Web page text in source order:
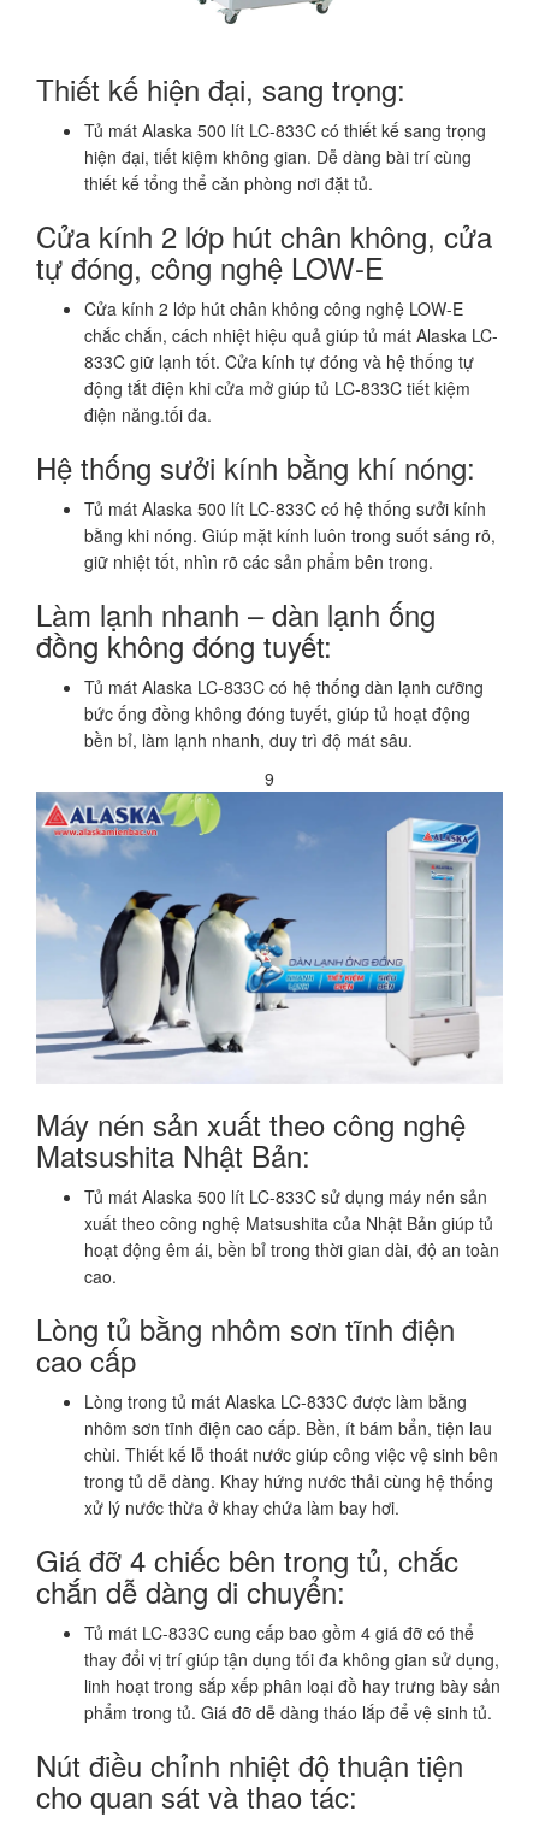
Thiết kế hiện đại, sang trọng:
Tủ mát Alaska 500 lít LC-833C có thiết kế sang trọng
hiện đại, tiết kiệm không gian. Dễ dàng bài trí cùng
thiết kế tổng thể căn phòng nơi đặt tủ.
Cửa kính 2 lớp hút chân không, cửa
tự đóng, công nghệ LOW-E
Cửa kính 2 lớp hút chân không công nghệ LOW-E
chắc chắn, cách nhiệt hiệu quả giúp tủ mát Alaska LC-
833C giữ lạnh tốt. Cửa kính tự đóng và hệ thống tự
động tắt điện khi cửa mở giúp tủ LC-833C tiết kiệm
điện năng.tối đa.
Hệ thống sưởi kính bằng khí nóng:
Tủ mát Alaska 500 lít LC-833C có hệ thống sưởi kính
bằng khi nóng. Giúp mặt kính luôn trong suốt sáng rõ,
giữ nhiệt tốt, nhìn rõ các sản phẩm bên trong.
Làm lạnh nhanh – dàn lạnh ống
đồng không đóng tuyết:
Tủ mát Alaska LC-833C có hệ thống dàn lạnh cưỡng
bức ống đồng không đóng tuyết, giúp tủ hoạt động
bền bỉ, làm lạnh nhanh, duy trì độ mát sâu.
9
Máy nén sản xuất theo công nghệ
Matsushita Nhật Bản:
Tủ mát Alaska 500 lít LC-833C sử dụng máy nén sản
xuất theo công nghệ Matsushita của Nhật Bản giúp tủ
hoạt động êm ái, bền bỉ trong thời gian dài, độ an toàn
cao.
Lòng tủ bằng nhôm sơn tĩnh điện
cao cấp
Lòng trong tủ mát Alaska LC-833C được làm bằng
nhôm sơn tĩnh điện cao cấp. Bền, ít bám bẩn, tiện lau
chùi. Thiết kế lỗ thoát nước giúp công việc vệ sinh bên
trong tủ dễ dàng. Khay hứng nước thải cùng hệ thống
xử lý nước thừa ở khay chứa làm bay hơi.
Giá đỡ 4 chiếc bên trong tủ, chắc
chắn dễ dàng di chuyển:
Tủ mát LC-833C cung cấp bao gồm 4 giá đỡ có thể
thay đổi vị trí giúp tận dụng tối đa không gian sử dụng,
linh hoạt trong sắp xếp phân loại đồ hay trưng bày sản
phẩm trong tủ. Giá đỡ dễ dàng tháo lắp để vệ sinh tủ.
Nút điều chỉnh nhiệt độ thuận tiện
cho quan sát và thao tác: